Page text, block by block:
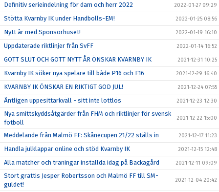
Definitiv serieindelning för dam och herr 2022 2022-01-27 09:29
Stötta Kvarnby IK under Handbolls-EM! 2022-01-25 08:56
Nytt år med Sponsorhuset! 2022-01-19 16:10
Uppdaterade riktlinjer från SvFF 2022-01-14 16:52
GOTT SLUT OCH GOTT NYTT ÅR ÖNSKAR KVARNBY IK 2021-12-31 10:25
Kvarnby IK söker nya spelare till både P16 och F16 2021-12-29 16:40
KVARNBY IK ÖNSKAR EN RIKTIGT GOD JUL! 2021-12-24 07:55
Äntligen uppesittarkväll - sitt inte lottlös 2021-12-23 12:30
Nya smittskyddsåtgärder från FHM och riktlinjer för svensk
fotboll
2021-12-22 15:00
Meddelande från Malmö FF: Skånecupen 21/22 ställs in 2021-12-17 11:23
Handla julklappar online och stöd Kvarnby IK 2021-12-15 12:48
Alla matcher och träningar inställda idag på Bäckagård 2021-12-11 09:09
Stort grattis Jesper Robertsson och Malmö FF till SM-
guldet!
2021-12-04 20:42